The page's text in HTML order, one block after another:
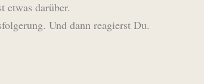
etwas darüber.
Und dann reagierst Du.